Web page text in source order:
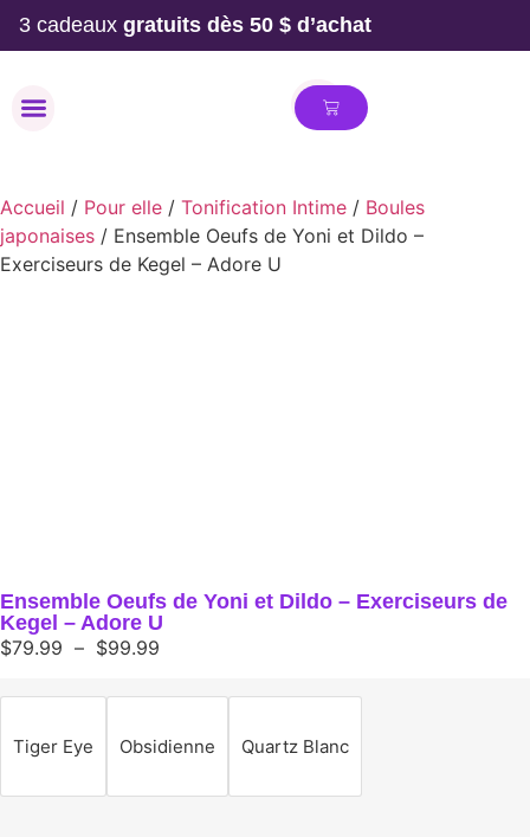
3 cadeaux gratuits dès 50 $ d’achat
Accueil / Pour elle / Tonification Intime / Boules
japonaises / Ensemble Oeufs de Yoni et Dildo –
Exerciseurs de Kegel – Adore U
Ensemble Oeufs de Yoni et Dildo – Exerciseurs de
Kegel – Adore U
$79.99 – $99.99
Tiger Eye Obsidienne Quartz Blanc